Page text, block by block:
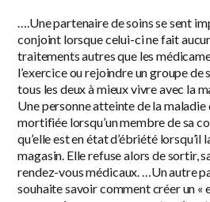
….Une partenaire de soins se sent
conjoint lorsque celui-ci ne fait
traitements autres que les
l’exercice ou rejoindre un groupe de
tous les deux à mieux vivre avec la
Une personne atteinte de la maladie
mortifiée lorsqu’un membre de sa
qu’elle est en état d’ébriété lorsqu’il
magasin. Elle refuse alors de sortir,
rendez-vous médicaux. …Un autre
souhaite savoir comment créer un «